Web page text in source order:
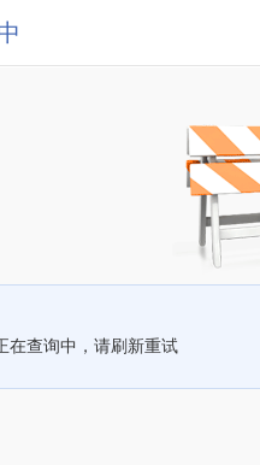
在查询中，请刷新重试